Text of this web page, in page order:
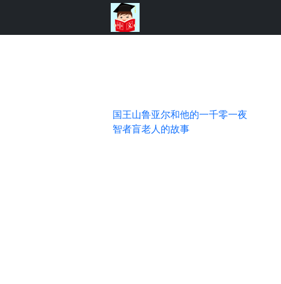
国王山鲁亚尔和他的一千零一夜
智者盲老人的故事